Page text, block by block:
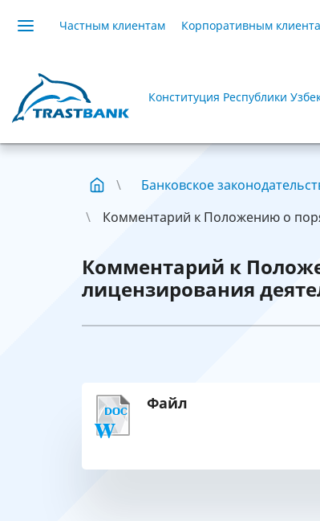
Частным клиентам Корпоративным
Конституция Республики
Банковское
Комментарий к Положению о
Комментарий к
лицензирования
Файл